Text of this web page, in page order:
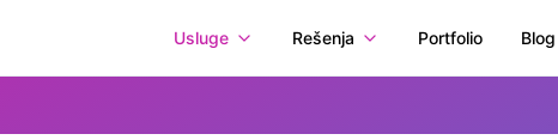
Usluge Rešenja Portfolio Blog